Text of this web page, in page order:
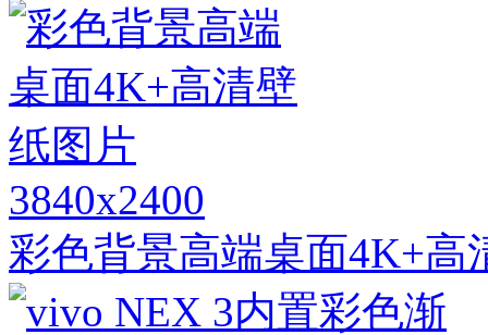
3840x2400
彩色背景高端桌面4K+高